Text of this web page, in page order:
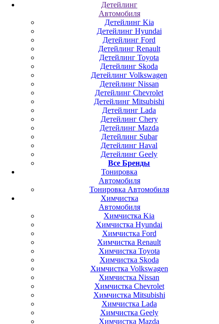
Детейлинг
Автомобиля
Детейлинг Kia
Детейлинг Hyundai
Детейлинг Ford
Детейлинг Renault
Детейлинг Toyota
Детейлинг Skoda
Детейлинг Volkswagen
Детейлинг Nissan
Детейлинг Chevrolet
Детейлинг Mitsubishi
Детейлинг Lada
Детейлинг Chery
Детейлинг Mazda
Детейлинг Subar
Детейлинг Haval
Детейлинг Geely
Все Бренды
Тонировка
Автомобиля
Тонировка Автомобиля
Химчистка
Автомобиля
Химчистка Kia
Химчистка Hyundai
Химчистка Ford
Химчистка Renault
Химчистка Toyota
Химчистка Skoda
Химчистка Volkswagen
Химчистка Nissan
Химчистка Chevrolet
Химчистка Mitsubishi
Химчистка Lada
Химчистка Geely
Химчистка Mazda